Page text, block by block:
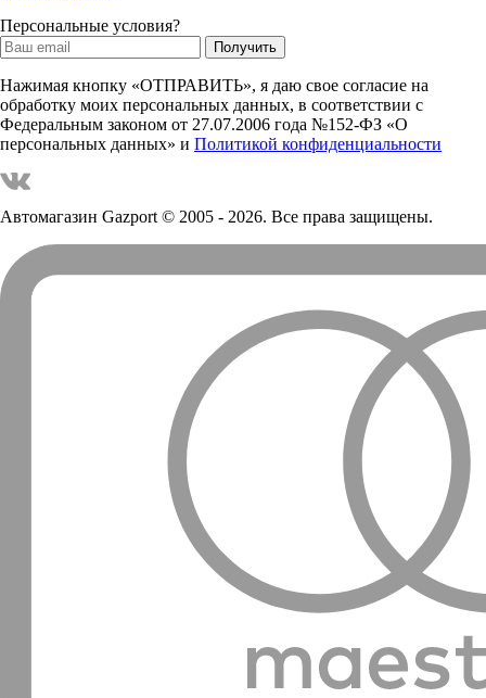
Персональные условия?
Нажимая кнопку «ОТПРАВИТЬ», я даю свое согласие на
обработку моих персональных данных, в соответствии с
Федеральным законом от 27.07.2006 года №152-ФЗ «О
персональных данных» и Политикой конфиденциальности
Автомагазин Gazport© 2005 - 2026. Все права защищены.